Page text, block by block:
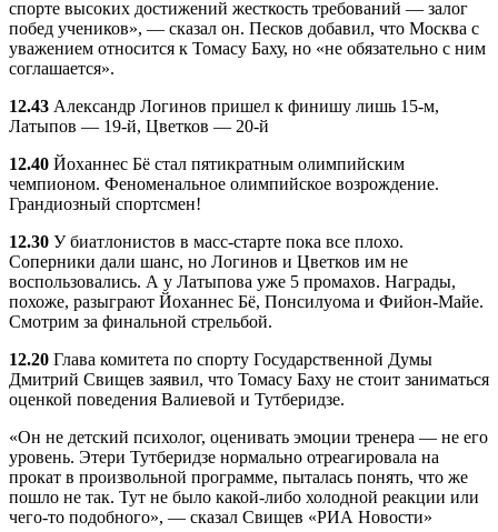
спорте высоких достижений жесткость требований — залог
побед учеников», — сказал он. Песков добавил, что Москва с
уважением относится к Томасу Баху, но «не обязательно с ним
соглашается».
12.43 Александр Логинов пришел к финишу лишь 15-м,
Латыпов — 19-й, Цветков — 20-й
12.40 Йоханнес Бё стал пятикратным олимпийским
чемпионом. Феноменальное олимпийское возрождение.
Грандиозный спортсмен!
12.30 У биатлонистов в масс-старте пока все плохо.
Соперники дали шанс, но Логинов и Цветков им не
воспользовались. А у Латыпова уже 5 промахов. Награды,
похоже, разыграют Йоханнес Бё, Понсилуома и Фийон-Майе.
Смотрим за финальной стрельбой.
12.20 Глава комитета по спорту Государственной Думы
Дмитрий Свищев заявил, что Томасу Баху не стоит заниматься
оценкой поведения Валиевой и Тутберидзе.
«Он не детский психолог, оценивать эмоции тренера — не его
уровень. Этери Тутберидзе нормально отреагировала на
прокат в произвольной программе, пыталась понять, что же
пошло не так. Тут не было какой-либо холодной реакции или
чего-то подобного», — сказал Свищев «РИА Новости»